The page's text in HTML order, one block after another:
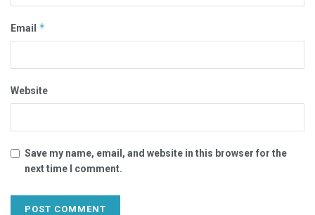
Email *
Website
Save my name, email, and website in this browser for the
next time I comment.